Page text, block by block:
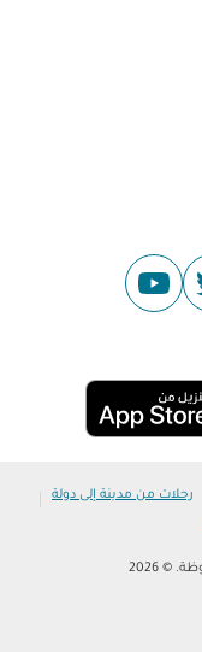
رحلات من مدينة إلى دولة |
© 2026